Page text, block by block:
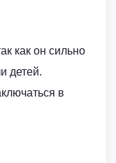
как он сильно
детей.
в